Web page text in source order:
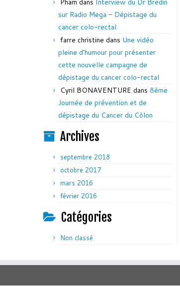
Pham dans Interview du Dr Bredin
sur Radio Mega – Dépistage du
cancer colo-rectal
farre christine dans Une vidéo
pleine d’humour pour présenter
cette nouvelle campagne de
dépistage du cancer colo-rectal
Cyril BONAVENTURE dans 8ème
Journée de prévention et de
dépistage du Cancer du Côlon
Archives
septembre 2018
octobre 2017
mars 2016
février 2016
Catégories
Non classé